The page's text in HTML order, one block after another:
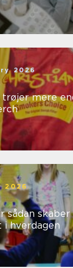
2026
end bare
2026
og
hverdagen